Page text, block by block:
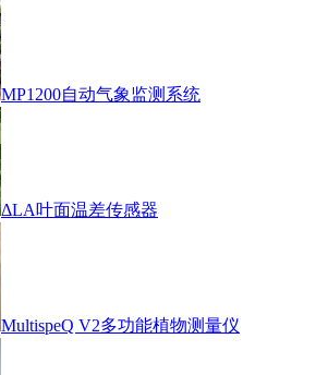
MP1200自动气象监测系统
ΔLA叶面温差传感器
MultispeQ V2多功能植物测量仪